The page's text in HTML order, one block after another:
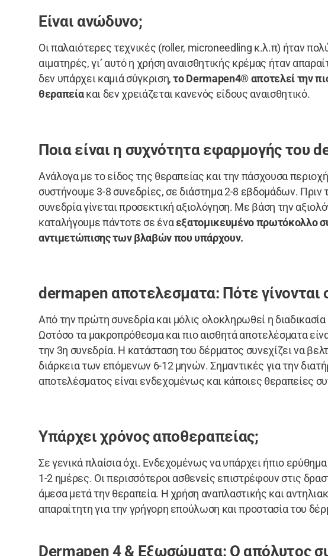
Είναι ανώδυνο;
Οι παλαιότερες τεχνικές (roller, microneedling κ.λ.π) ήταν
αιματηρές, γι’ αυτό η χρήση αναισθητικής κρέμας ήταν
δεν υπάρχει καμιά σύγκριση,το Dermapen4® αποτελεί την
θεραπείακαι δεν χρειάζεται κανενός είδους αναισθητικό.
Ποια είναι η συχνότητα εφαρμογής του
Ανάλογα με το είδος της θεραπείας και την πάσχουσα
συστήνουμε 3-8 συνεδρίες, σε διάστημα 2-8 εβδομάδων. Πριν
συνεδρία γίνεται προσεκτική αξιολόγηση. Με βάση την
καταλήγουμε πάντοτε σε έναεξατομικευμένο πρωτόκολλο
αντιμετώπισης των βλαβών που υπάρχουν.
dermapen αποτελεσματα: Πότε γίνονται
Από την πρώτη συνεδρία και μόλις ολοκληρωθεί η
Ωστόσο τα μακροπρόθεσμα και πιο αισθητά αποτελέσματα
την 3η συνεδρία. Η κατάσταση του δέρματος συνεχίζει να
διάρκεια των επόμενων 6-12 μηνών. Σημαντικές για την
αποτελέσματος είναι ενδεχομένως και κάποιες θεραπείες
Υπάρχει χρόνος αποθεραπείας;
Σε γενικά πλαίσια όχι. Ενδεχομένως να υπάρχει ήπιο
1-2 ημέρες. Οι περισσότεροι ασθενείς επιστρέφουν στις
άμεσα μετά την θεραπεία. Η χρήση αναπλαστικής και
απαραίτητη για την γρήγορη επούλωση και προστασία του
Dermapen 4 & Εξωσώματα: Ο απόλυτος